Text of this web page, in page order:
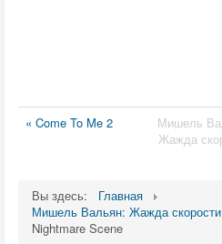
« Come To Me 2
Мишель
Жажда
Вы здесь:
Главная
Мишель Вальян: Жажда скорости
Nightmare Scene